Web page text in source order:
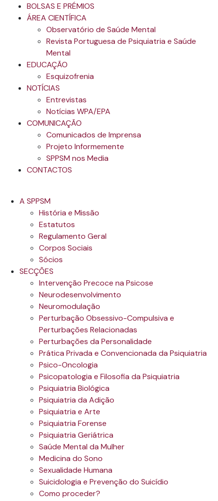
BOLSAS E PRÉMIOS
ÁREA CIENTÍFICA
Observatório de Saúde Mental
Revista Portuguesa de Psiquiatria e Saúde
Mental
EDUCAÇÃO
Esquizofrenia
NOTÍCIAS
Entrevistas
Notícias WPA/EPA
COMUNICAÇÃO
Comunicados de Imprensa
Projeto Informemente
SPPSM nos Media
CONTACTOS
A SPPSM
História e Missão
Estatutos
Regulamento Geral
Corpos Sociais
Sócios
SECÇÕES
Intervenção Precoce na Psicose
Neurodesenvolvimento
Neuromodulação
Perturbação Obsessivo-Compulsiva e
Perturbações Relacionadas
Perturbações da Personalidade
Prática Privada e Convencionada da Psiquiatria
Psico-Oncologia
Psicopatologia e Filosofia da Psiquiatria
Psiquiatria Biológica
Psiquiatria da Adição
Psiquiatria e Arte
Psiquiatria Forense
Psiquiatria Geriátrica
Saúde Mental da Mulher
Medicina do Sono
Sexualidade Humana
Suicidologia e Prevenção do Suicídio
Como proceder?